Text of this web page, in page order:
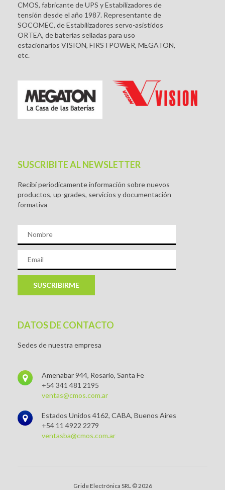
CMOS, fabricante de UPS y Estabilizadores de
tensión desde el año 1987. Representante de
SOCOMEC, de Estabilizadores servo-asistidos
ORTEA, de baterías selladas para uso
estacionarios VISION, FIRSTPOWER, MEGATON,
etc.
SUSCRIBITE AL NEWSLETTER
Recibí periodicamente información sobre nuevos
productos, up-grades, servicios y documentación
formativa
SUSCRIBIRME
DATOS DE CONTACTO
Sedes de nuestra empresa
Amenabar 944, Rosario, Santa Fe
+54 341 481 2195
ventas@cmos.com.ar
Estados Unidos 4162, CABA, Buenos Aires
+54 11 4922 2279
ventasba@cmos.com.ar
Gride Electrónica SRL © 2026